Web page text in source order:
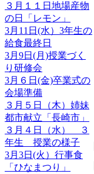
３月１１日地場産物
の日「レモン」
3月11日(水）3年生の
給食最終日
3月9日(月)授業づく
り研修会
3月６日(金)卒業式の
会場準備
３月５日（木）姉妹
都市献立「長崎市」
３月４日（水） ３
年生 授業の様子
3月3日(火）行事食
「ひなまつり」